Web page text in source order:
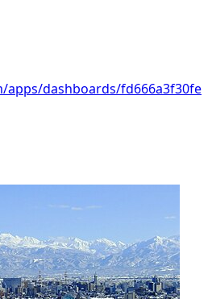
apps/dashboards/fd666a3f30fe